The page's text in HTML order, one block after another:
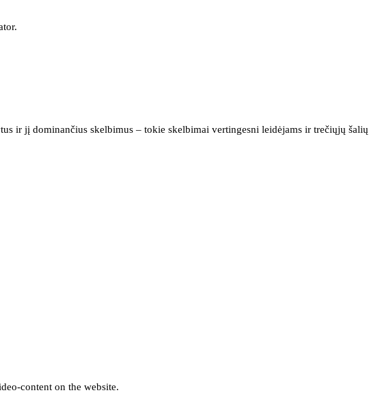
ir jį dominančius skelbimus – tokie skelbimai vertingesni leidėjams ir trečiųjų šalių
content on the website.